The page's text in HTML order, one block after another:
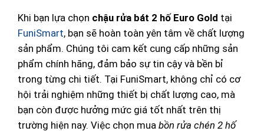
Khi bạn lựa chọn chậu rửa bát 2 hố Euro Gold tại
FuniSmart, bạn sẽ hoàn toàn yên tâm về chất lượng
sản phẩm. Chúng tôi cam kết cung cấp những sản
phẩm chính hãng, đảm bảo sự tin cậy và bền bỉ
trong từng chi tiết. Tại FuniSmart, không chỉ có cơ
hội trải nghiệm những thiết bị chất lượng cao, mà
bạn còn được hưởng mức giá tốt nhất trên thị
trường hiện nay. Việc chọn mua bồn rửa chén 2 hố